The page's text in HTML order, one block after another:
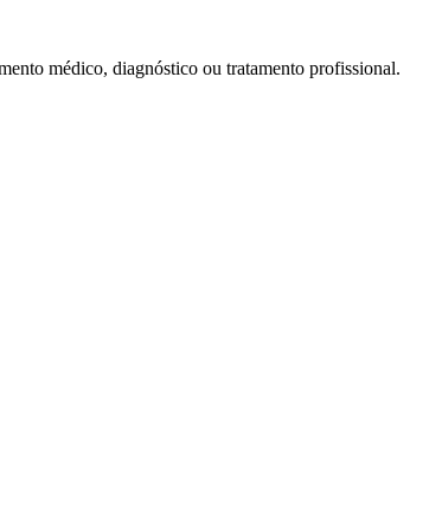
médico, diagnóstico ou tratamento profissional.